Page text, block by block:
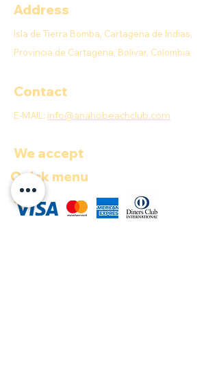
Address
Isla de Tierra Bomba, Cartagena de Indias,
Provincia de Cartagena, Bolívar, Colombia
Contact
E-MAIL: info@anahobeachclub.com
We accept
Quick menu